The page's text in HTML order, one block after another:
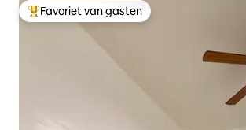
Topfavoriet van gasten
Favoriet van gasten